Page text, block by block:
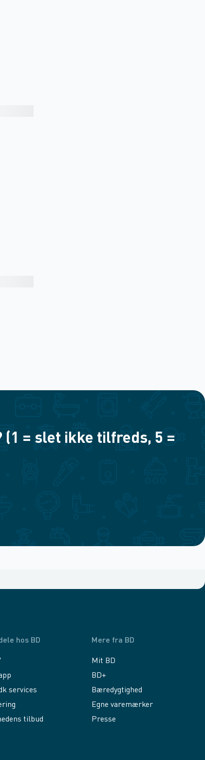
= slet ikke tilfreds, 5 =
hos BD
services
tilbud
Mere fra BD
Mit BD
BD+
Bæredygtighed
Egne varemærker
Presse